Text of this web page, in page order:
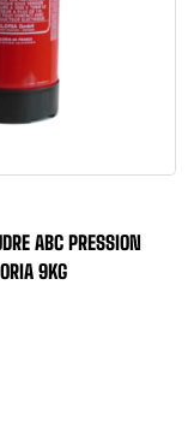
ABC PRESSION
9KG